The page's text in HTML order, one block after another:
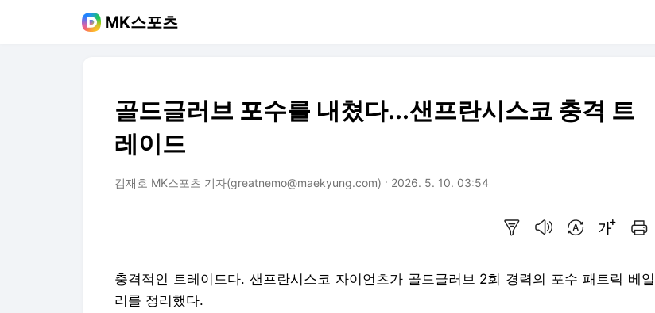
MK스포츠
골드글러브 포수를 내쳤다...샌프란시스코 충격 트
레이드
김재호 MK스포츠 기자(greatnemo@maekyung.com) 2026. 5. 10. 03:54
충격적인 트레이드다. 샌프란시스코 자이언츠가 골드글러브 2회 경력의 포수 패트릭 베일
리를 정리했다.